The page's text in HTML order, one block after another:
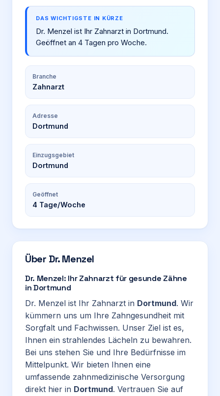
DAS WICHTIGSTE IN KÜRZE
Dr. Menzel ist Ihr Zahnarzt in Dortmund.
Geöffnet an 4 Tagen pro Woche.
Branche
Zahnarzt
Adresse
Dortmund
Einzugsgebiet
Dortmund
Geöffnet
4 Tage/Woche
Über Dr. Menzel
Dr. Menzel: Ihr Zahnarzt für gesunde Zähne
in Dortmund
Dr. Menzel ist Ihr Zahnarzt in Dortmund. Wir
kümmern uns um Ihre Zahngesundheit mit
Sorgfalt und Fachwissen. Unser Ziel ist es,
Ihnen ein strahlendes Lächeln zu bewahren.
Bei uns stehen Sie und Ihre Bedürfnisse im
Mittelpunkt. Wir bieten Ihnen eine
umfassende zahnmedizinische Versorgung
direkt hier in Dortmund. Vertrauen Sie auf